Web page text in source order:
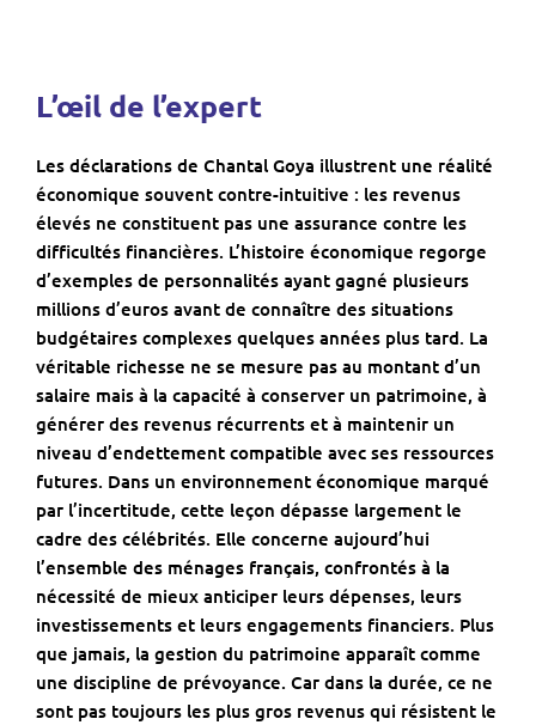
L’œil de l’expert
Les déclarations de Chantal Goya illustrent une réalité
économique souvent contre-intuitive : les revenus
élevés ne constituent pas une assurance contre les
difficultés financières. L’histoire économique regorge
d’exemples de personnalités ayant gagné plusieurs
millions d’euros avant de connaître des situations
budgétaires complexes quelques années plus tard. La
véritable richesse ne se mesure pas au montant d’un
salaire mais à la capacité à conserver un patrimoine, à
générer des revenus récurrents et à maintenir un
niveau d’endettement compatible avec ses ressources
futures. Dans un environnement économique marqué
par l’incertitude, cette leçon dépasse largement le
cadre des célébrités. Elle concerne aujourd’hui
l’ensemble des ménages français, confrontés à la
nécessité de mieux anticiper leurs dépenses, leurs
investissements et leurs engagements financiers. Plus
que jamais, la gestion du patrimoine apparaît comme
une discipline de prévoyance. Car dans la durée, ce ne
sont pas toujours les plus gros revenus qui résistent le